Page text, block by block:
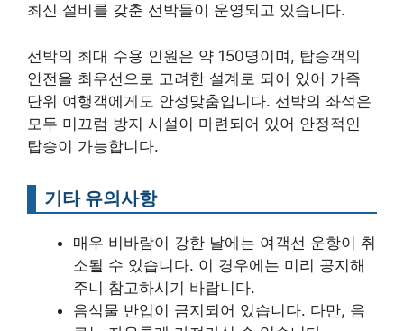
최신 설비를 갖춘 선박들이 운영되고 있습니다.
선박의 최대 수용 인원은 약 150명이며, 탑승객의
안전을 최우선으로 고려한 설계로 되어 있어 가족
단위 여행객에게도 안성맞춤입니다. 선박의 좌석은
모두 미끄럼 방지 시설이 마련되어 있어 안정적인
탑승이 가능합니다.
기타 유의사항
매우 비바람이 강한 날에는 여객선 운항이 취
소될 수 있습니다. 이 경우에는 미리 공지해
주니 참고하시기 바랍니다.
음식물 반입이 금지되어 있습니다. 다만, 음